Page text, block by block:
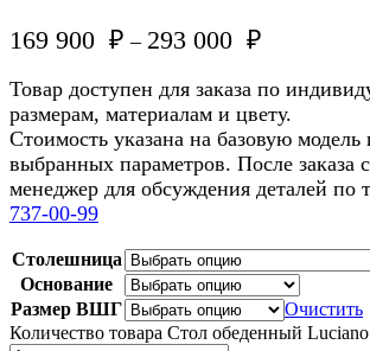
169 900 ₽ – 293 000 ₽
Товар доступен для заказа по
размерам, материалам и цвету.
Стоимость указана на базовую модель
выбранных параметров. После заказа
менеджер для обсуждения деталей по
737-00-99
Столешница
Основание
Размер ВШГ
Очистить
Количество товара Стол обеденный Luciano